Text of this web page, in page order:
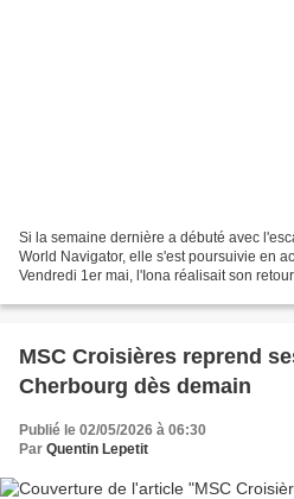
Si la semaine dernière a débuté avec
World Navigator, elle s'est poursuivie en
Vendredi 1er mai, l'Iona réalisait son
MSC Croisières reprend
Cherbourg dès demain
Publié le 02/05/2026 à 06:30
Par Quentin Lepetit